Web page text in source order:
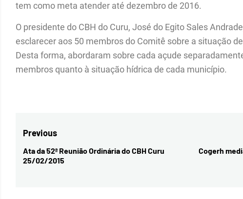
tem como meta atender até dezembro de 2016.
O presidente do CBH do Curu, José do Egito Sales
esclarecer aos 50 membros do Comitê sobre a situação
Desta forma, abordaram sobre cada açude
membros quanto à situação hídrica de cada município.
Navegação
de
Previous
Previous
post:
Ata da 52ª Reunião Ordinária do CBH Curu
25/02/2015
Cogerh